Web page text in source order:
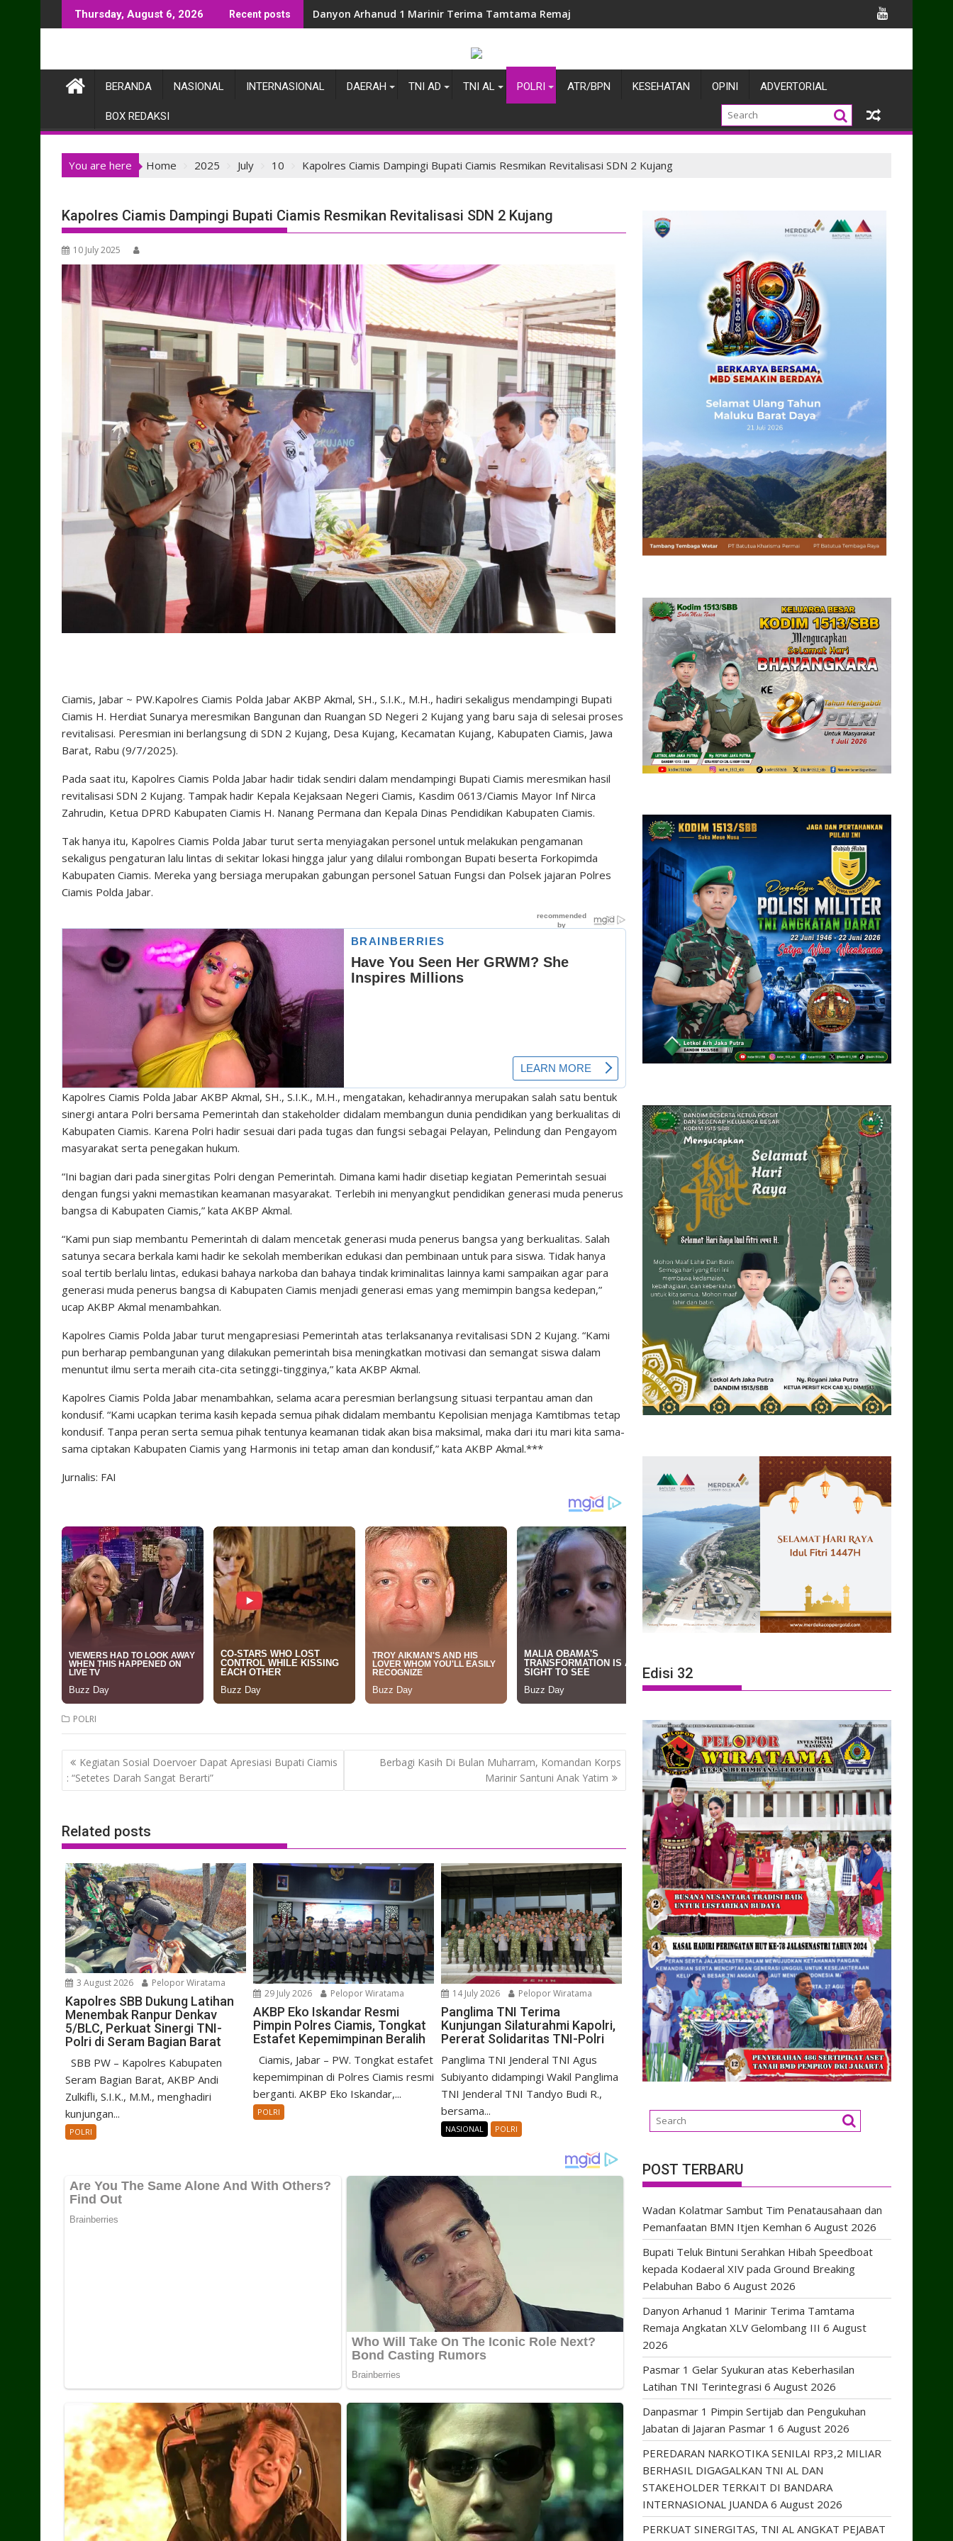
to
Thursday, August 6, 2026 Recent posts Danyon Arhanud 1 Marinir Terima Tamtama Remaja Angkatan XLV Gelombang III
BERANDA NASIONAL INTERNASIONAL DAERAH TNI AD TNI AL POLRI ATR/BPN KESEHATAN OPINI ADVERTORIAL
BOX REDAKSI
You are here Home 2025 July 10 Kapolres Ciamis Dampingi Bupati Ciamis Resmikan Revitalisasi SDN 2 Kujang
Kapolres Ciamis Dampingi Bupati Ciamis Resmikan Revitalisasi SDN 2 Kujang
10 July 2025
Ciamis, Jabar ~ PW.Kapolres Ciamis Polda Jabar AKBP Akmal, SH., S.I.K., M.H., hadiri sekaligus mendampingi Bupati
Ciamis H. Herdiat Sunarya meresmikan Bangunan dan Ruangan SD Negeri 2 Kujang yang baru saja di selesai proses
revitalisasi. Peresmian ini berlangsung di SDN 2 Kujang, Desa Kujang, Kecamatan Kujang, Kabupaten Ciamis, Jawa
Barat, Rabu (9/7/2025).
Pada saat itu, Kapolres Ciamis Polda Jabar hadir tidak sendiri dalam mendampingi Bupati Ciamis meresmikan hasil
revitalisasi SDN 2 Kujang. Tampak hadir Kepala Kejaksaan Negeri Ciamis, Kasdim 0613/Ciamis Mayor Inf Nirca
Zahrudin, Ketua DPRD Kabupaten Ciamis H. Nanang Permana dan Kepala Dinas Pendidikan Kabupaten Ciamis.
Tak hanya itu, Kapolres Ciamis Polda Jabar turut serta menyiagakan personel untuk melakukan pengamanan
sekaligus pengaturan lalu lintas di sekitar lokasi hingga jalur yang dilalui rombongan Bupati beserta Forkopimda
Kabupaten Ciamis. Mereka yang bersiaga merupakan gabungan personel Satuan Fungsi dan Polsek jajaran Polres
Ciamis Polda Jabar.
Kapolres Ciamis Polda Jabar AKBP Akmal, SH., S.I.K., M.H., mengatakan, kehadirannya merupakan salah satu bentuk
sinergi antara Polri bersama Pemerintah dan stakeholder didalam membangun dunia pendidikan yang berkualitas di
Kabupaten Ciamis. Karena Polri hadir sesuai dari pada tugas dan fungsi sebagai Pelayan, Pelindung dan Pengayom
masyarakat serta penegakan hukum.
“Ini bagian dari pada sinergitas Polri dengan Pemerintah. Dimana kami hadir disetiap kegiatan Pemerintah sesuai
dengan fungsi yakni memastikan keamanan masyarakat. Terlebih ini menyangkut pendidikan generasi muda penerus
bangsa di Kabupaten Ciamis,” kata AKBP Akmal.
“Kami pun siap membantu Pemerintah di dalam mencetak generasi muda penerus bangsa yang berkualitas. Salah
satunya secara berkala kami hadir ke sekolah memberikan edukasi dan pembinaan untuk para siswa. Tidak hanya
soal tertib berlalu lintas, edukasi bahaya narkoba dan bahaya tindak kriminalitas lainnya kami sampaikan agar para
generasi muda penerus bangsa di Kabupaten Ciamis menjadi generasi emas yang memimpin bangsa kedepan,”
ucap AKBP Akmal menambahkan.
Kapolres Ciamis Polda Jabar turut mengapresiasi Pemerintah atas terlaksananya revitalisasi SDN 2 Kujang. “Kami
pun berharap pembangunan yang dilakukan pemerintah bisa meningkatkan motivasi dan semangat siswa dalam
menuntut ilmu serta meraih cita-cita setinggi-tingginya,” kata AKBP Akmal.
Kapolres Ciamis Polda Jabar menambahkan, selama acara peresmian berlangsung situasi terpantau aman dan
kondusif. “Kami ucapkan terima kasih kepada semua pihak didalam membantu Kepolisian menjaga Kamtibmas tetap
kondusif. Tanpa peran serta semua pihak tentunya keamanan tidak akan bisa maksimal, maka dari itu mari kita sama-
sama ciptakan Kabupaten Ciamis yang Harmonis ini tetap aman dan kondusif,” kata AKBP Akmal.***
Jurnalis: FAI
POLRI
Post
navigation
Kegiatan Sosial Doervoer Dapat Apresiasi Bupati Ciamis
: “Setetes Darah Sangat Berarti”
Berbagi Kasih Di Bulan Muharram, Komandan Korps
Marinir Santuni Anak Yatim
Related posts
3 August 2026 Pelopor Wiratama
Kapolres SBB Dukung Latihan
Menembak Ranpur Denkav
5/BLC, Perkuat Sinergi TNI-
Polri di Seram Bagian Barat
SBB PW – Kapolres Kabupaten
Seram Bagian Barat, AKBP Andi
Zulkifli, S.I.K., M.M., menghadiri
kunjungan...
POLRI
29 July 2026 Pelopor Wiratama
AKBP Eko Iskandar Resmi
Pimpin Polres Ciamis, Tongkat
Estafet Kepemimpinan Beralih
Ciamis, Jabar – PW. Tongkat estafet
kepemimpinan di Polres Ciamis resmi
berganti. AKBP Eko Iskandar,...
POLRI
14 July 2026 Pelopor Wiratama
Panglima TNI Terima
Kunjungan Silaturahmi Kapolri,
Pererat Solidaritas TNI-Polri
Panglima TNI Jenderal TNI Agus
Subiyanto didampingi Wakil Panglima
TNI Jenderal TNI Tandyo Budi R.,
bersama...
NASIONAL POLRI
Edisi 32
POST TERBARU
Wadan Kolatmar Sambut Tim Penatausahaan dan
Pemanfaatan BMN Itjen Kemhan 6 August 2026
Bupati Teluk Bintuni Serahkan Hibah Speedboat
kepada Kodaeral XIV pada Ground Breaking
Pelabuhan Babo 6 August 2026
Danyon Arhanud 1 Marinir Terima Tamtama
Remaja Angkatan XLV Gelombang III 6 August
2026
Pasmar 1 Gelar Syukuran atas Keberhasilan
Latihan TNI Terintegrasi 6 August 2026
Danpasmar 1 Pimpin Sertijab dan Pengukuhan
Jabatan di Jajaran Pasmar 1 6 August 2026
PEREDARAN NARKOTIKA SENILAI RP3,2 MILIAR
BERHASIL DIGAGALKAN TNI AL DAN
STAKEHOLDER TERKAIT DI BANDARA
INTERNASIONAL JUANDA 6 August 2026
PERKUAT SINERGITAS, TNI AL ANGKAT PEJABAT